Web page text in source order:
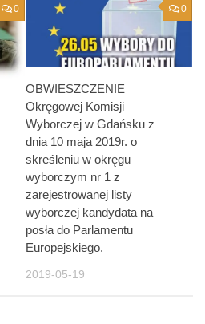
0 0
OBWIESZCZENIE
Okręgowej Komisji
Wyborczej w Gdańsku z
dnia 10 maja 2019r. o
skreśleniu w okręgu
wyborczym nr 1 z
zarejestrowanej listy
wyborczej kandydata na
posła do Parlamentu
Europejskiego.
2019-05-19